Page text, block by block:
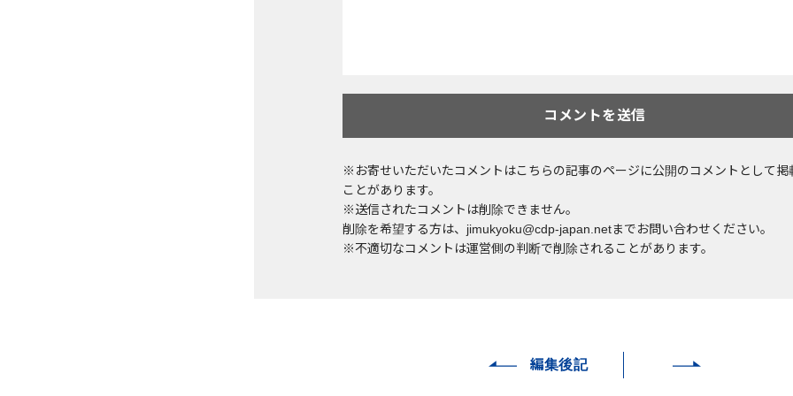
※お寄せいただいたコメントはこちらの記事のページに公開のコメントとして掲
ことがあります。
※送信されたコメントは削除できません。
削除を希望する方は、jimukyoku@cdp-japan.netまでお問い合わせください。
※不適切なコメントは運営側の判断で削除されることがあります。
編集後記